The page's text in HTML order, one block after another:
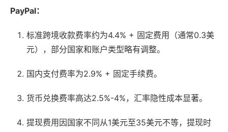
PayPal：
标准跨境收款费率约为4.4% + 固定费用（通常0.3美
元），部分国家和账户类型略有调整。
国内支付费率为2.9% + 固定手续费。
货币兑换费率高达2.5%-4%，汇率隐性成本显著。
提现费用因国家不同从1美元至35美元不等，提现时